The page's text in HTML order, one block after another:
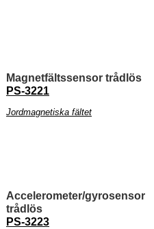
Magnetfältssensor trådlös
PS-3221
Jordmagnetiska fältet
Accelerometer/gyrosensor
trådlös
PS-3223